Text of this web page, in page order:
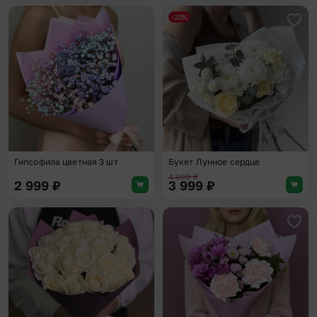
Добавить в избранное
Гипсофила цветная 3 шт
2 999 ₽
-20%
Букет Лунное сердце
4 999₽
3 999 ₽
Добавить в избранное